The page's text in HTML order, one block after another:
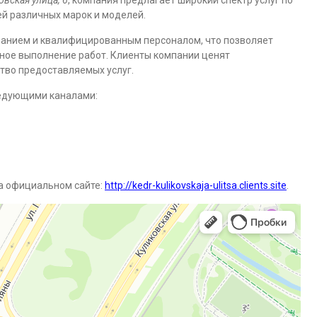
различных марок и моделей.
и квалифицированным персоналом, что позволяет
выполнение работ. Клиенты компании ценят
предоставляемых услуг.
каналами:
официальном сайте: http://kedr-kulikovskaja-ulitsa.clients.site.